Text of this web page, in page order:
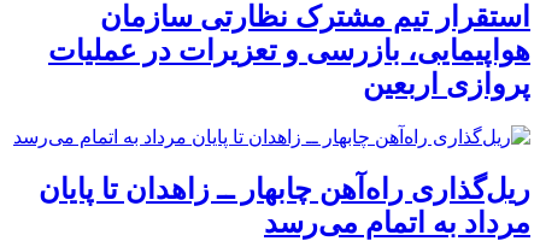
استقرار تیم مشترک نظارتی سازمان
هواپیمایی، بازرسی و تعزیرات در عملیات
پروازی اربعین
ریل‌گذاری راه‌آهن چابهار ــ زاهدان تا پایان
مرداد به اتمام می‌رسد